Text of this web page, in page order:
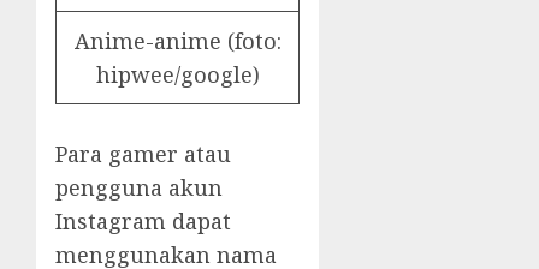
Anime-anime (foto:
hipwee/google)
Para gamer atau
pengguna akun
Instagram dapat
menggunakan nama